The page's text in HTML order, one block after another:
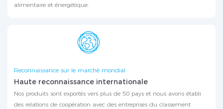
alimentaire et énergétique.
Reconnaissance sur le marché mondial
Haute reconnaissance internationale
Nos produits sont exportés vers plus de 50 pays et nous avons établi
des relations de coopération avec des entreprises du classement